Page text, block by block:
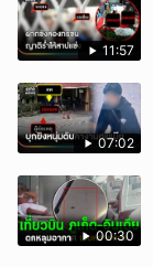
11:57
07:02
00:30